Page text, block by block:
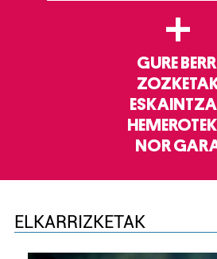
+
GURE
NOR
ELKARRIZKETAK